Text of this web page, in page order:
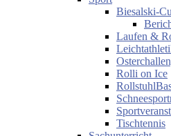
Biesalski-
Laufen &
Rolli on Ice
Tischtennis